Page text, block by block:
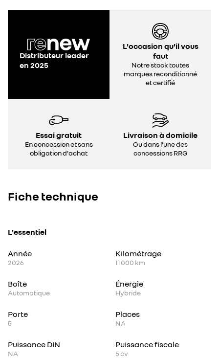
Distributeur leader
en 2025
L'occasion qu'il vous
faut
Notre stock toutes
marques reconditionné
et certifié
Essai gratuit
En concession et sans
obligation d'achat
Livraison à domicile
Ou dans l'une des
concessions RRG
Fiche technique
L'essentiel
Année
2026
Kilométrage
11 000 km
Boîte
Automatique
Énergie
Hybride
Porte
5
Places
NA
Puissance DIN
NA
Puissance fiscale
5cv